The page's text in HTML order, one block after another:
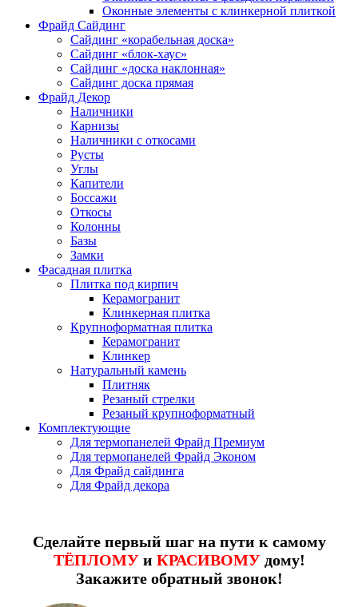
Оконные элементы с клинкерной плиткой
Фрайд Сайдинг
Сайдинг «корабельная доска»
Сайдинг «блок-хаус»
Сайдинг «доска наклонная»
Сайдинг доска прямая
Фрайд Декор
Наличники
Карнизы
Наличники с откосами
Русты
Углы
Капители
Боссажи
Откосы
Колонны
Базы
Замки
Фасадная плитка
Плитка под кирпич
Керамогранит
Клинкерная плитка
Крупноформатная плитка
Керамогранит
Клинкер
Натуральный камень
Плитняк
Резаный стрелки
Резаный крупноформатный
Комплектующие
Для термопанелей Фрайд Премиум
Для термопанелей Фрайд Эконом
Для Фрайд сайдинга
Для Фрайд декора
Сделайте первый шаг на пути к самому
ТЁПЛОМУи КРАСИВОМУдому!
Закажите обратный звонок!